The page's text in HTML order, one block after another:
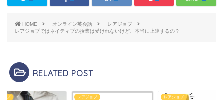
HOME オンライン英会話
レアジョブ
レアジョブではネイティブの授業は受けれないけど、本当に上達するの？
RELATED POST
ョブ レアジョブ レアジョブ